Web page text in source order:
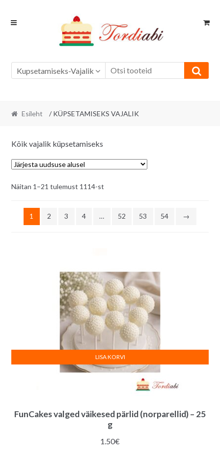
Skip
Skip
Kupsetamiseks-Vajalik
Esileht / KÜPSETAMISEKS VAJALIK
Kõik vajalik küpsetamiseks
Näitan 1–21 tulemust 1114-stSorditud
1
2 3 4 … 52 53 54 →
FunCakes valged väikesed pärlid (norparellid) – 25
g
1.50€
LISA KORVI